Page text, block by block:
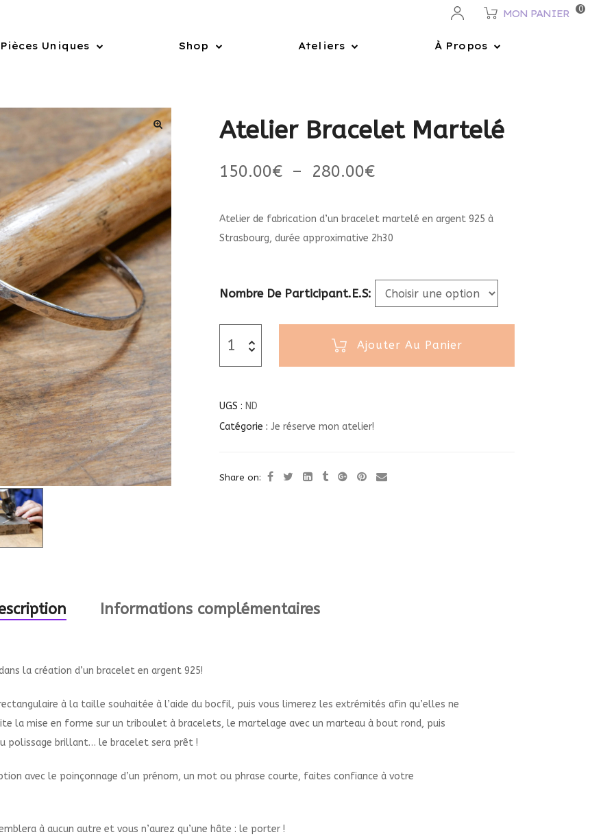
MON PANIER 0
Pièces Uniques Shop Ateliers À Propos
Atelier Bracelet Martelé
150.00€ – 280.00€
Atelier de fabrication d’un bracelet martelé en argent 925 à
Strasbourg, durée approximative 2h30
Nombre De Participant.e.s
Ajouter Au Panier
UGS : ND
Catégorie : Je réserve mon atelier!
Share on:
Informations complémentaires
la création d’un bracelet en argent 925!
à la taille souhaitée à l’aide du bocfil, puis vous limerez les extrémités afin qu’elles ne
la mise en forme sur un triboulet à bracelets, le martelage avec un marteau à bout rond, puis
polissage brillant… le bracelet sera prêt !
avec le poinçonnage d’un prénom, un mot ou phrase courte, faites confiance à votre
à aucun autre et vous n’aurez qu’une hâte : le porter !